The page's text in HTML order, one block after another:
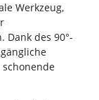
Werkzeug,
Dank des 90°-